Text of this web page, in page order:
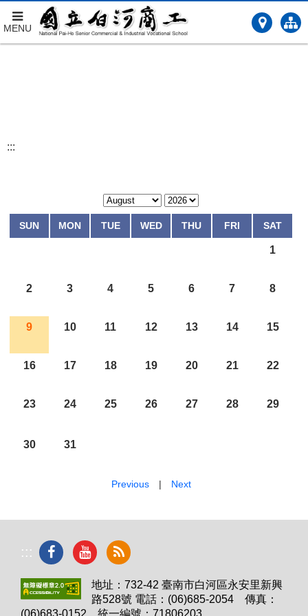
跳
MENU
:::
SUN MON TUE WED THU FRI SAT
1
2 3 4 5 6 7 8
9 10 11 12 13 14 15
16 17 18 19 20 21 22
23 24 25 26 27 28 29
30 31
Previous| Next
:::
地址：732-42 臺南市白河區永安里新興
路528號 電話：(06)685-2054 傳真：
(06)683-0152 統一編號：71806203